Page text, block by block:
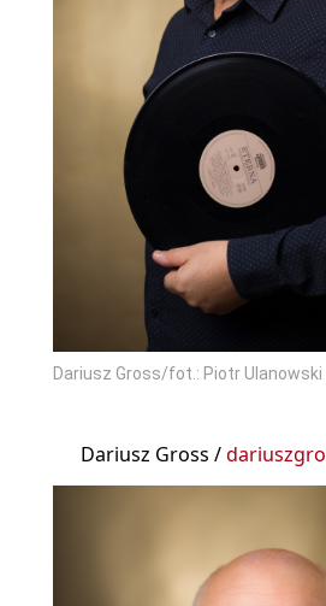
Dariusz Gross/fot.: Piotr Ulanowski
Dariusz Gross /